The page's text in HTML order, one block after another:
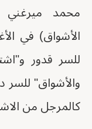
محمد
الأشواق) في
للسر قدور
والأشواق"
كالمرجل من